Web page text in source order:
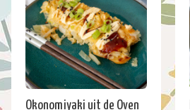
Okonomiyaki uit de Oven